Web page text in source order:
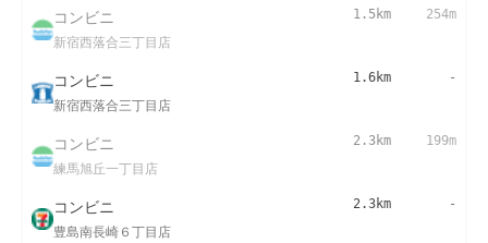
コンビニ
新宿西落合三丁目店
1.5km 254m
コンビニ
新宿西落合三丁目店
1.6km -
コンビニ
練馬旭丘一丁目店
2.3km 199m
コンビニ
豊島南長崎６丁目店
2.3km -